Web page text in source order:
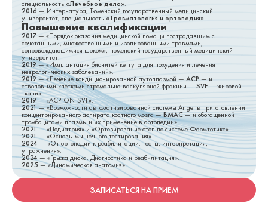
специальность«Лечебное дело».
2016 — Интернатура, Тюменский государственный медицинский
университет, специальность«Травматология и ортопедия».
Повышение квалификации
2017 — «Порядок оказания медицинской помощи пострадавшим с
сочетанными, множественными и изолированными травмами,
сопровождающимися шоком», Тюменский государственный медицинский
университет.
2019— «Имплантация бионитей кетгута для похудения и лечения
неврологических заболеваний».
2019— «Лечение кондиционированной аутоплазмой — ACP — и
стволовыми клетками стромально-васкулярной фракции — SVF— жировой
ткани».
2019— «ACP-ON-SVF».
2021— «Возможности автоматизированной системы Angel в приготовлении
концентрированного аспирата костного мозга —BMAC— и обогащенной
тромбоцитами плазмы и их применение в ортопедии».
2021— «Подиатрия» и «Ортезирование стоп по системе Формтотикс».
2021— «Основы мышечного тестирования».
2024 — «От ортопедии к реабилитации: тесты, интерпретация,
упражнения».
2024 — «Грыжа диска. Диагностика и реабилитация».
2025— «Динамическая анатомия».
ЗАПИСАТЬСЯ НА ПРИЕМ